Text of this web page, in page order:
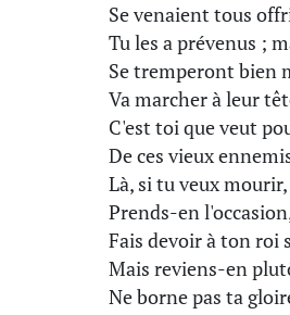
Se venaient tous
Tu les a prévenus ;
Se tremperont bien
Va marcher à leur
C'est toi que veut
De ces vieux
Là, si tu veux
Prends-en
Fais devoir à ton roi
Mais reviens-en
Ne borne pas ta